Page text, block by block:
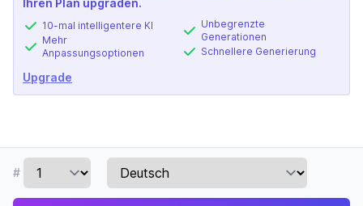
Ihren Plan upgraden.
10-mal intelligentere KI
Mehr
Anpassungsoptionen
Unbegrenzte
Generationen
Schnellere Generierung
Upgrade
#